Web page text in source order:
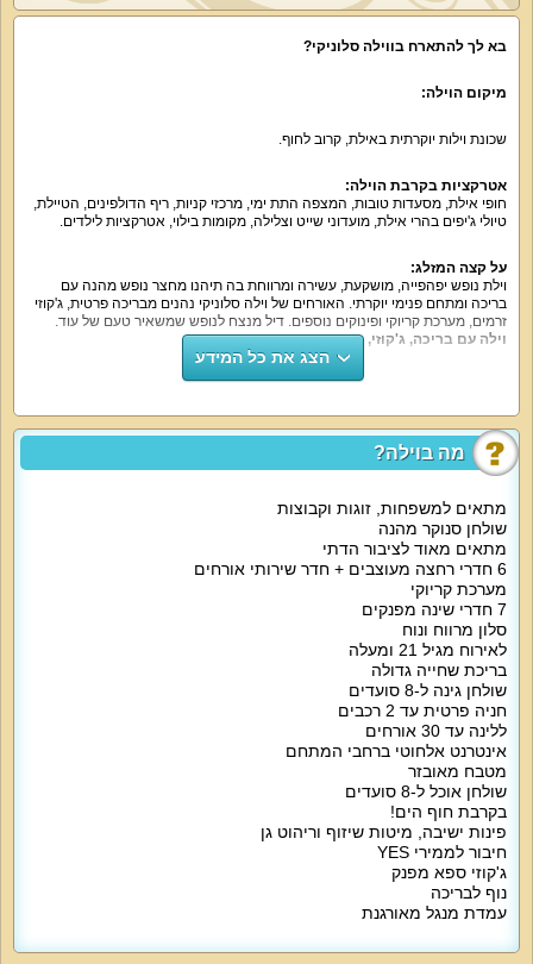
מה בוילה?
מתאים למשפחות, זוגות וקבוצות
שולחן סנוקר מהנה
מתאים מאוד לציבור הדתי
6 חדרי רחצה מעוצבים + חדר שירותי אורחים
מערכת קריוקי
7 חדרי שינה מפנקים
סלון מרווח ונוח
לאירוח מגיל 21 ומעלה
בריכת שחייה גדולה
שולחן גינה ל-8 סועדים
חניה פרטית עד 2 רכבים
ללינה עד 30 אורחים
אינטרנט אלחוטי ברחבי המתחם
מטבח מאובזר
שולחן אוכל ל-8 סועדים
בקרבת חוף הים!
פינות ישיבה, מיטות שיזוף וריהוט גן
חיבור לממירי YES
ג'קוזי ספא מפנק
נוף לבריכה
עמדת מנגל מאורגנת
בא לך להתארח בווילה סלוניקי?
מיקום הוילה:
שכונת וילות יוקרתית באילת, קרוב לחוף.
אטרקציות בקרבת הוילה:
חופי אילת, מסעדות טובות, המצפה התת ימי, מרכזי קניות, ריף הדולפינים, הטיילת,
טיולי ג'יפים בהרי אילת, מועדוני שייט וצלילה, מקומות בילוי, אטרקציות לילדים.
על קצה המזלג:
וילת נופש יפהפייה, מושקעת, עשירה ומרווחת בה תיהנו מחצר נופש מהנה עם
בריכה ומתחם פנימי יוקרתי. האורחים של וילה סלוניקי נהנים מבריכה פרטית, ג'קוזי
זרמים, מערכת קריוקי ופינוקים נוספים. דיל מנצח לנופש שמשאיר טעם של עוד.
וילה עם בריכה, ג'קוזי, קריוקי וסנוקר.
מרווח, מתחם קריוקי, חצר נופש מטופחת עם בריכה וג'קוזי.
סידורי לינה:
2 חדרים עם מיטה זוגית, מזרון זוגי, לול, חדר רחצה.
חדר עם מיטה זוגית, מרפסת, חדר רחצה.
מתחם קריוקי עם 3 מיטות זוגיות ו-4 ספות נפתחות.
בכל החדרים מזרן נוח, מיזוג אוויר, שידות/ ארון אחסון, מסך שטוח.
לרשותכם מטבח עם מקרר גדול, תנור אפייה, מיקרוגל, קומקום חשמלי, טוסטר,
מקרר נוסף, כלי מטבח שימושיים כולל סירים, פינת אוכל ל-8 סועדים.
גדול 60 אינטש, שולחן סלון.
אטרקציות מיוחדות בוילה:
שולחן גינה ל-8 איש, שולחן מתקפל, מגרש כדורסל.
אורחי הווילה נהנים גם מאינטרנט אלחוטי חינם, ערוצי יס, מערכת קריוקי, מערכת
הצג את כל המידע